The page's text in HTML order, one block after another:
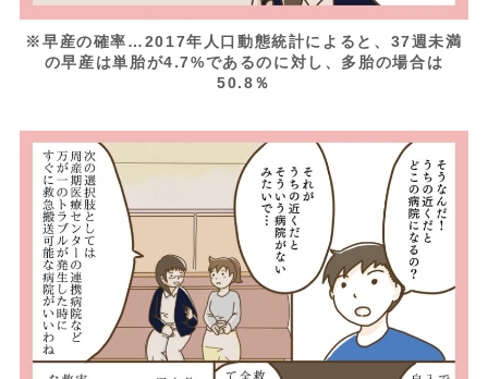
※早産の確率…2017年人口動態統計によると、37週未満
の早産は単胎が4.7%であるのに対し、多胎の場合は
50.8％